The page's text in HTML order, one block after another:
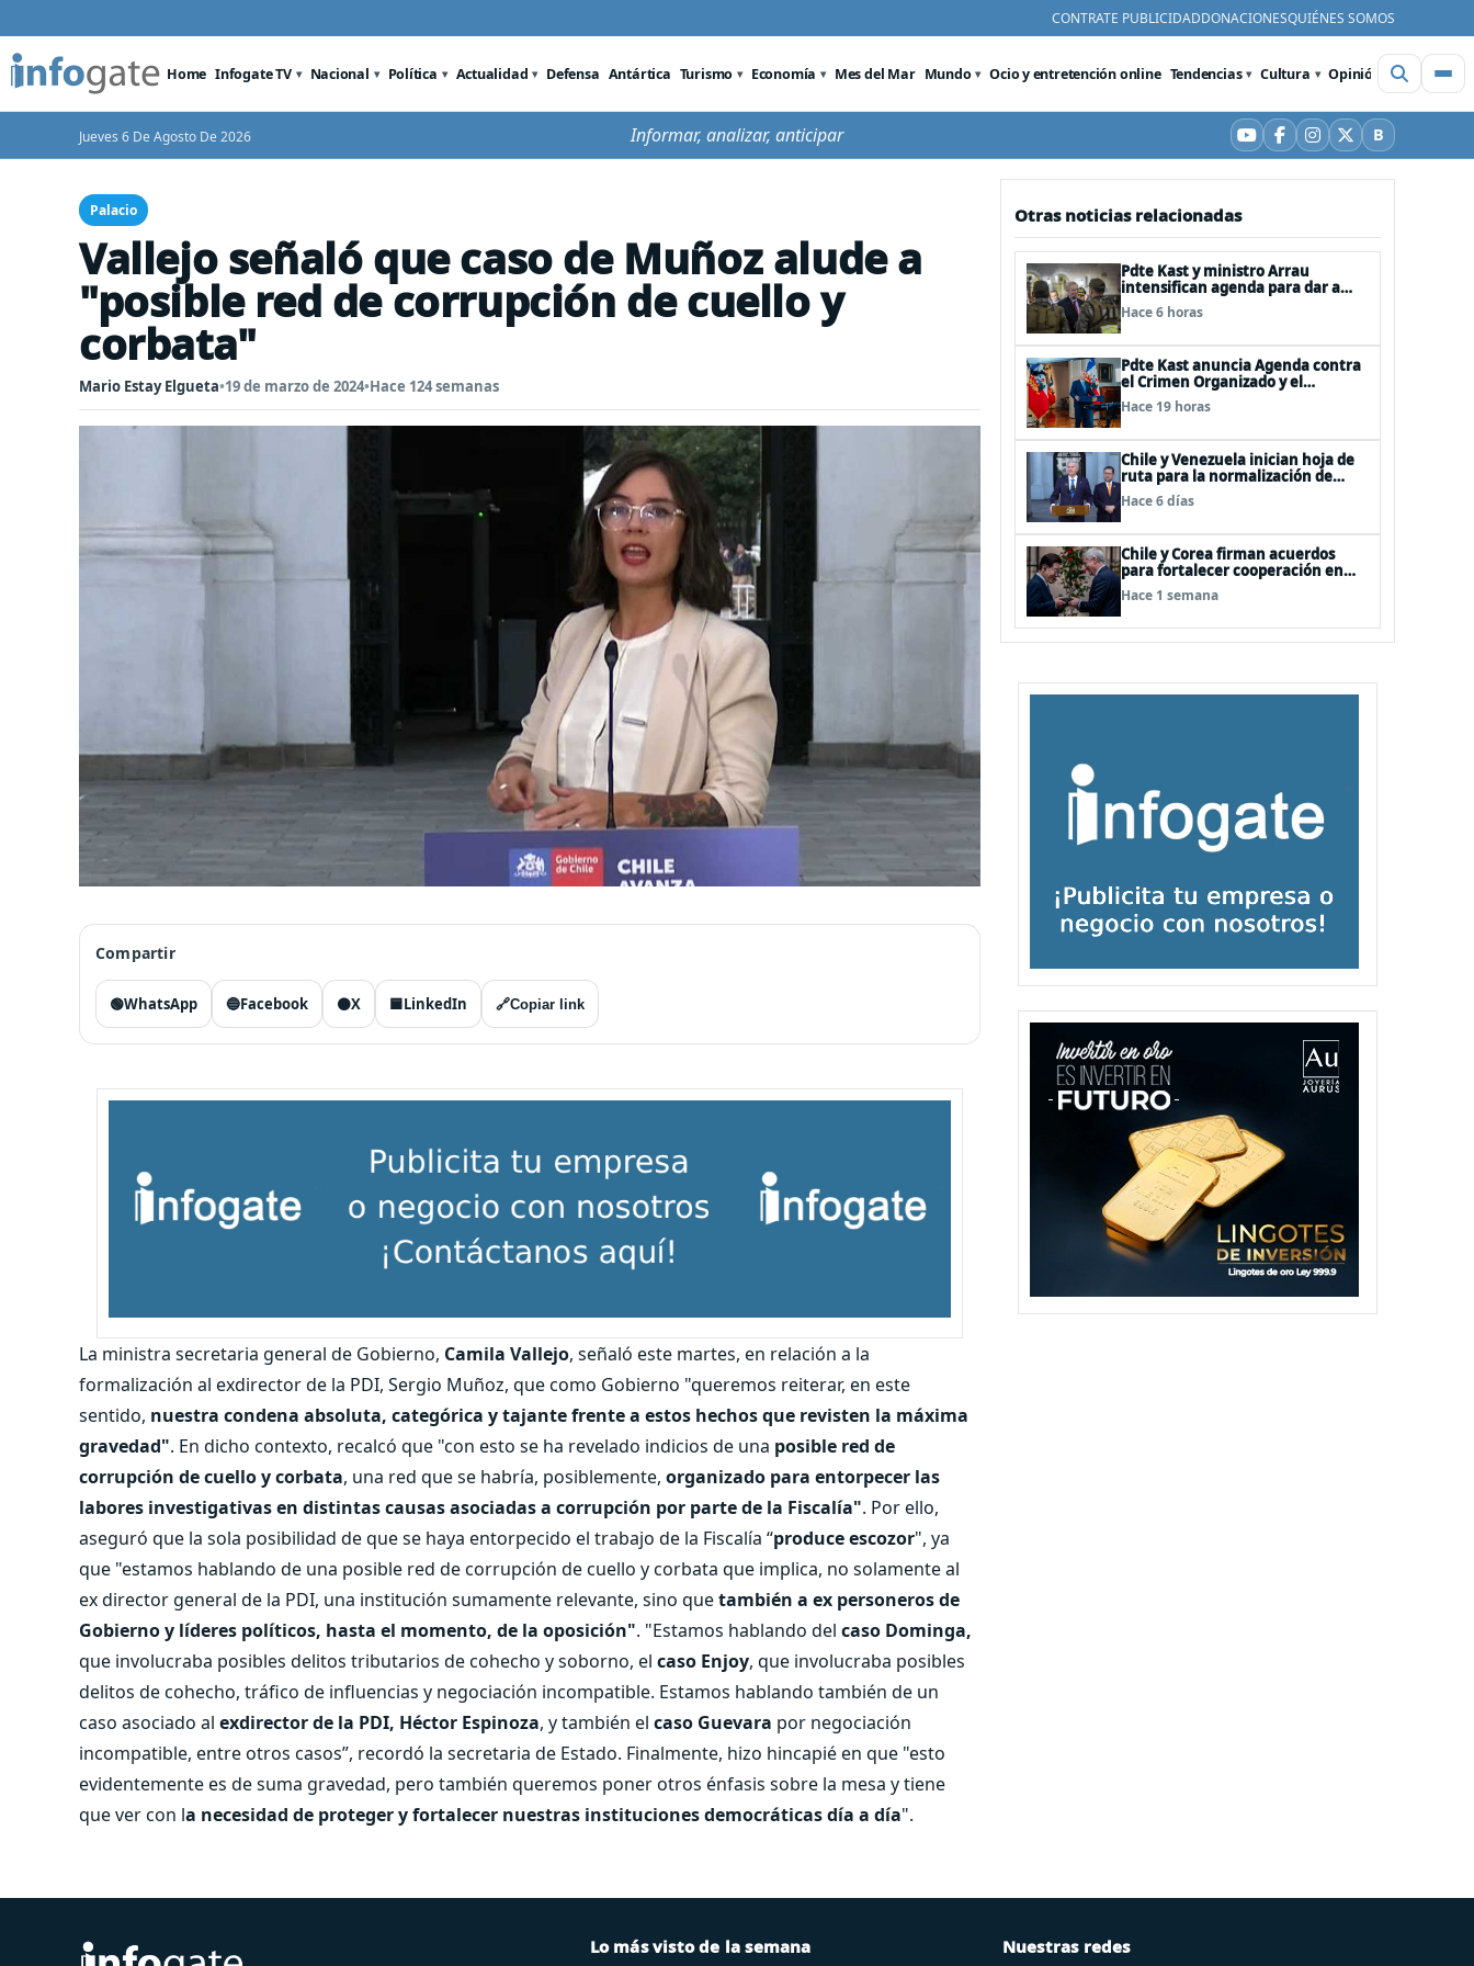
CONTRATE PUBLICIDADDONACIONESQUIÉNES SOMOS
Home Infogate TV Nacional Política Actualidad Defensa Antártica Turismo Economía Mes del Mar Mundo Ocio y entretención online Tendencias Cultura Opinión Videos
Jueves 6 De Agosto De 2026 Informar, analizar, anticipar YouTube
Facebook
Instagram
X BBluesky
Palacio
Vallejo señaló que caso de Muñoz alude a
"posible red de corrupción de cuello y
corbata"
Mario Estay Elgueta•19 de marzo de 2024•Hace 124 semanas
Compartir
🟢WhatsApp 🔵Facebook ⚫X 🟦LinkedIn 🔗Copiar link
La ministra secretaria general de Gobierno, Camila Vallejo, señaló este martes, en relación a la
formalización al exdirector de la PDI, Sergio Muñoz, que como Gobierno "queremos reiterar, en este
sentido, nuestra condena absoluta, categórica y tajante frente a estos hechos que revisten la máxima
gravedad". En dicho contexto, recalcó que "con esto se ha revelado indicios de una posible red de
corrupción de cuello y corbata, una red que se habría, posiblemente, organizado para entorpecer las
labores investigativas en distintas causas asociadas a corrupción por parte de la Fiscalía". Por ello,
aseguró que la sola posibilidad de que se haya entorpecido el trabajo de la Fiscalía “produce escozor", ya
que "estamos hablando de una posible red de corrupción de cuello y corbata que implica, no solamente al
ex director general de la PDI, una institución sumamente relevante, sino quetambién a ex personeros de
Gobierno y líderes políticos, hasta el momento, de la oposición". "Estamos hablando del caso Dominga,
que involucraba posibles delitos tributarios de cohecho y soborno, el caso Enjoy, que involucraba posibles
delitos de cohecho, tráfico de influencias y negociación incompatible. Estamos hablando también de un
caso asociado al exdirector de la PDI, Héctor Espinoza, y también el caso Guevara por negociación
incompatible, entre otros casos”, recordó la secretaria de Estado. Finalmente, hizo hincapié en que "esto
evidentemente es de suma gravedad, pero también queremos poner otros énfasis sobre la mesa y tiene
que ver con la necesidad de proteger y fortalecer nuestras instituciones democráticas día a día".
Otras noticias relacionadas
Pdte Kast y ministro Arrau
intensifican agenda para dar a
conocer su ACOT
Hace 6 horas
Pdte Kast anuncia Agenda contra
el Crimen Organizado y el
Terrorismo (ACOT)
Hace 19 horas
Chile y Venezuela inician hoja de
ruta para la normalización de
relaciones
Hace 6 días
Chile y Corea firman acuerdos
para fortalecer cooperación en
investigación antártica, minería,
seguridad
Hace 1 semana
Lo más visto de la semana Nuestras redes